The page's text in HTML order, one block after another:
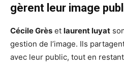
gèrent leur image
Cécile Grès et laurent luyat
gestion de l’image. Ils
avec leur public, tout en